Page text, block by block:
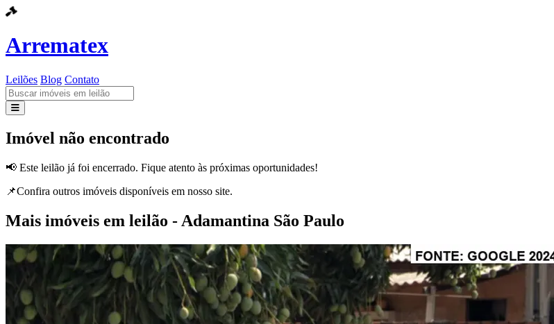
Arrematex
Leilões Blog Contato
Leilões
Contato
Imóvel não encontrado
📢 Este leilão já foi encerrado. Fique atento às próximas oportunidades!
📌Confira outros imóveis disponíveis em nosso site.
Mais imóveis em leilão - Adamantina São Paulo